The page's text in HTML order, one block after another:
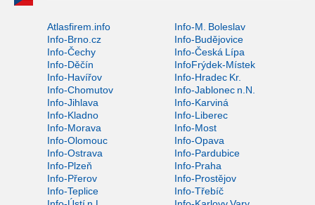
Atlasfirem.info
Info-M. Boleslav
Info-Brno.cz
Info-Budějovice
Info-Čechy
Info-Česká Lípa
Info-Děčín
InfoFrýdek-Místek
Info-Havířov
Info-Hradec Kr.
Info-Chomutov
Info-Jablonec n.N.
Info-Jihlava
Info-Karviná
Info-Kladno
Info-Liberec
Info-Morava
Info-Most
Info-Olomouc
Info-Opava
Info-Ostrava
Info-Pardubice
Info-Plzeň
Info-Praha
Info-Přerov
Info-Prostějov
Info-Teplice
Info-Třebíč